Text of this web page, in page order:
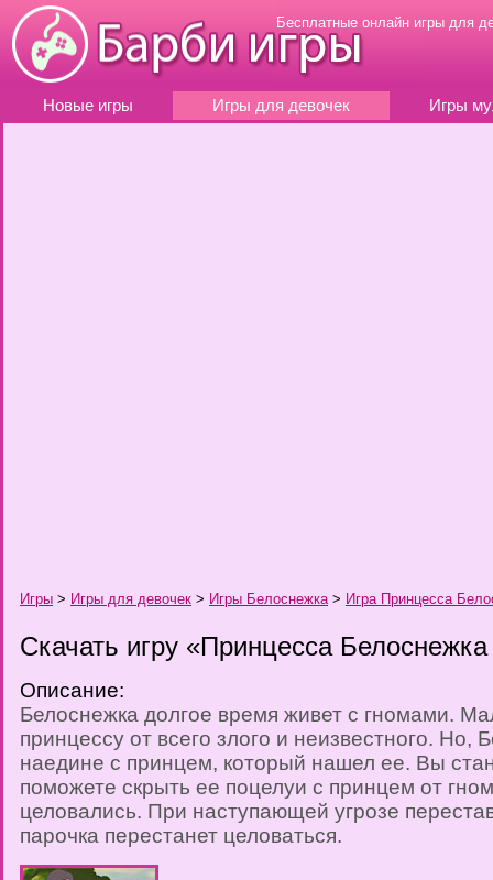
Бесплатные онлайн игры для
Новые игры Игры для девочек Игры
Игры > Игры для девочек > Игры Белоснежка> Игра Принцесса
Скачать игру «Принцесса
Описание:
Белоснежка долгое время живет с гномами.
принцессу от всего злого и неизвестного. Но,
наедине с принцем, который нашел ее. Вы
поможете скрыть ее поцелуи с принцем от
целовались. При наступающей угрозе
парочка перестанет целоваться.